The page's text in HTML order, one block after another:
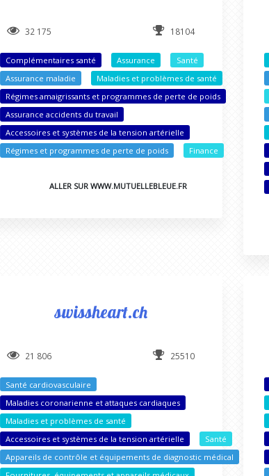
32 175 18104
Complémentaires santé Assurance
Santé
Assurance maladie
Maladies et problèmes de santé
Régimes amaigrissants et programmes de perte de poids
Assurance accidents du travail
Accessoires et systèmes de la tension artérielle
Régimes et programmes de perte de poids
Finance
ALLER SUR WWW.MUTUELLEBLEUE.FR
swissheart.ch
21 806 25510
Santé cardiovasculaire
Maladies coronarienne et attaques cardiaques
Maladies et problèmes de santé
Accessoires et systèmes de la tension artérielle
Santé
Appareils de contrôle et équipements de diagnostic médical